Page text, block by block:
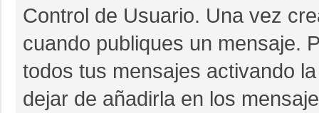
Control de Usuario. Una vez
cuando publiques un mensaje.
todos tus mensajes activando
dejar de añadirla en los